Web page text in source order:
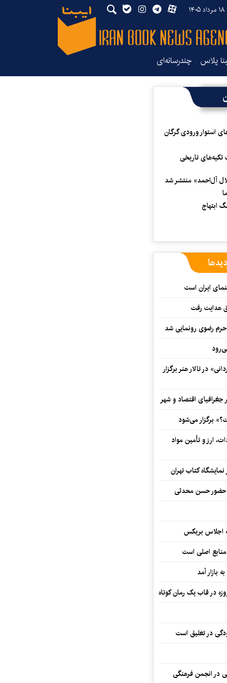
پلاس چندرسانه‌ای
استوار ورودی گرگان
تکیه‌های تاریخی
آل‌احمد» منتشر شد
ابتهاج
ایران است
هدایت رفت
حرم رضوی رونمایی شد
در تالار هنر برگزار
اقتصاد و شهر
برگزار می‌شود
ارز و تأمین مواد
کتاب تهران
حضور حسن محدثی
اجلاس بریکس
منابع اصلی است
بازار آمد
در تعلیق است
در انجمن فرهنگی